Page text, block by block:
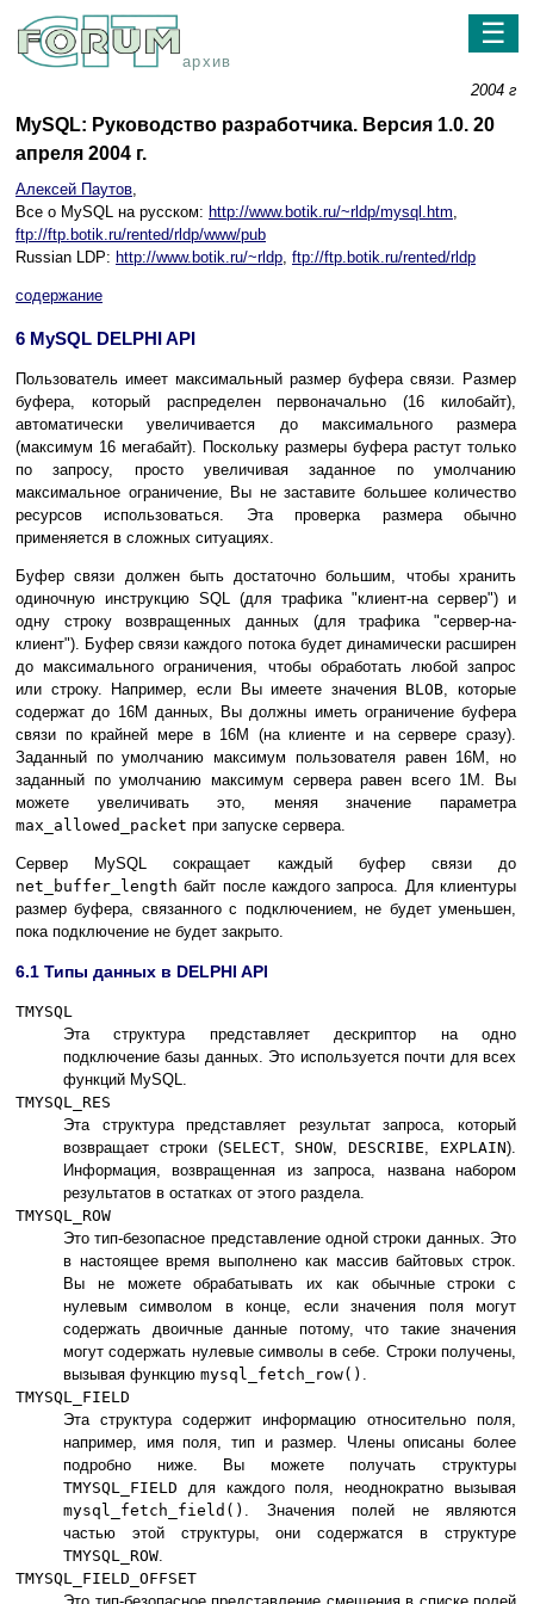
архив
☰
2004 г
MySQL: Руководство разработчика. Версия 1.0. 20
апреля 2004 г.
Алексей Паутов,
Все о MySQL на русском: http://www.botik.ru/~rldp/mysql.htm,
ftp://ftp.botik.ru/rented/rldp/www/pub
Russian LDP: http://www.botik.ru/~rldp, ftp://ftp.botik.ru/rented/rldp
содержание
6 MySQL DELPHI API
Пользователь имеет максимальный размер буфера связи. Размер
буфера, который распределен первоначально (16 килобайт),
автоматически увеличивается до максимального размера
(максимум 16 мегабайт). Поскольку размеры буфера растут только
по запросу, просто увеличивая заданное по умолчанию
максимальное ограничение, Вы не заставите большее количество
ресурсов использоваться. Эта проверка размера обычно
применяется в сложных ситуациях.
Буфер связи должен быть достаточно большим, чтобы хранить
одиночную инструкцию SQL (для трафика "клиент-на сервер") и
одну строку возвращенных данных (для трафика "сервер-на-
клиент"). Буфер связи каждого потока будет динамически расширен
до максимального ограничения, чтобы обработать любой запрос
или строку. Например, если Вы имеете значения BLOB, которые
содержат до 16M данных, Вы должны иметь ограничение буфера
связи по крайней мере в 16M (на клиенте и на сервере сразу).
Заданный по умолчанию максимум пользователя равен 16M, но
заданный по умолчанию максимум сервера равен всего 1M. Вы
можете увеличивать это, меняя значение параметра
max_allowed_packet при запуске сервера.
Сервер MySQL сокращает каждый буфер связи до
net_buffer_length байт после каждого запроса. Для клиентуры
размер буфера, связанного с подключением, не будет уменьшен,
пока подключение не будет закрыто.
6.1 Типы данных в DELPHI API
TMYSQL
Эта структура представляет дескриптор на одно
подключение базы данных. Это используется почти для всех
функций MySQL.
TMYSQL_RES
Эта структура представляет результат запроса, который
возвращает строки (SELECT, SHOW,DESCRIBE, EXPLAIN).
Информация, возвращенная из запроса, названа набором
результатов в остатках от этого раздела.
TMYSQL_ROW
Это тип-безопасное представление одной строки данных. Это
в настоящее время выполнено как массив байтовых строк.
Вы не можете обрабатывать их как обычные строки с
нулевым символом в конце, если значения поля могут
содержать двоичные данные потому, что такие значения
могут содержать нулевые символы в себе. Строки получены,
вызывая функцию mysql_fetch_row() .
TMYSQL_FIELD
Эта структура содержит информацию относительно поля,
например, имя поля, тип и размер. Члены описаны более
подробно ниже. Вы можете получать структуры
TMYSQL_FIELD для каждого поля, неоднократно вызывая
mysql_fetch_field() . Значения полей не являются
частью этой структуры, они содержатся в структуре
TMYSQL_ROW.
TMYSQL_FIELD_OFFSET